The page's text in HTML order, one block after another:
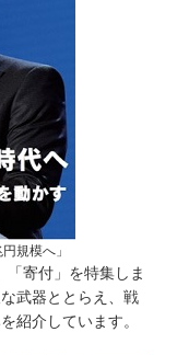
規模へ」
寄付」を特集しま
武器ととらえ、戦
紹介しています。